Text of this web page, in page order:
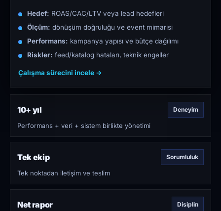
Hedef: ROAS/CAC/LTV veya lead hedefleri
Ölçüm: dönüşüm doğruluğu ve event mimarisi
Performans: kampanya yapısı ve bütçe dağılımı
Riskler: feed/katalog hataları, teknik engeller
Çalışma sürecini incele →
10+ yıl Deneyim
Performans + veri + sistem birlikte yönetimi
Tek ekip Sorumluluk
Tek noktadan iletişim ve teslim
Net rapor Disiplin